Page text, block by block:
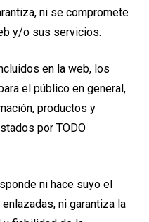
ni se compromete
y/o sus servicios.
en la web, los
el público en general,
productos y
por TODO
ni hace suyo el
ni garantiza la